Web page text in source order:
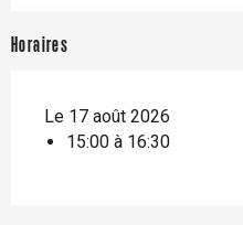
Horaires
Le 17 août 2026
15:00 à 16:30